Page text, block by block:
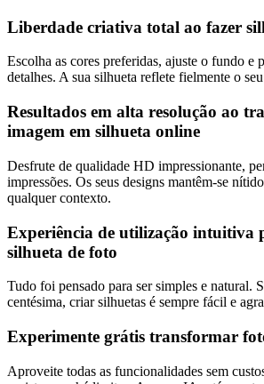
Liberdade criativa total ao fazer
Escolha as cores preferidas, ajuste o fundo e
detalhes. A sua silhueta reflete fielmente o
Resultados em alta resolução ao
imagem em silhueta online
Desfrute de qualidade HD impressionante,
impressões. Os seus designs mantêm-se
qualquer contexto.
Experiência de utilização intuitiva
silhueta de foto
Tudo foi pensado para ser simples e natural.
centésima, criar silhuetas é sempre fácil e
Experimente grátis transformar
Aproveite todas as funcionalidades sem